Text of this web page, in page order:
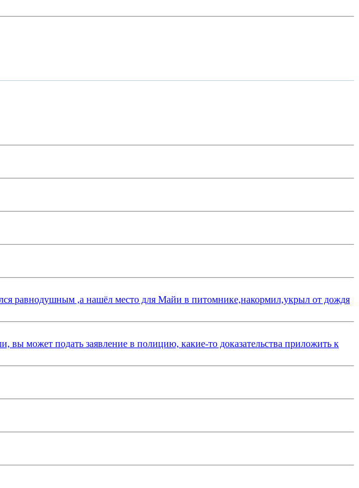
равнодушным ,а нашёл место для Майи в питомнике,накормил,укрыл от дождя
может подать заявление в полицию, какие-то доказательства приложить к